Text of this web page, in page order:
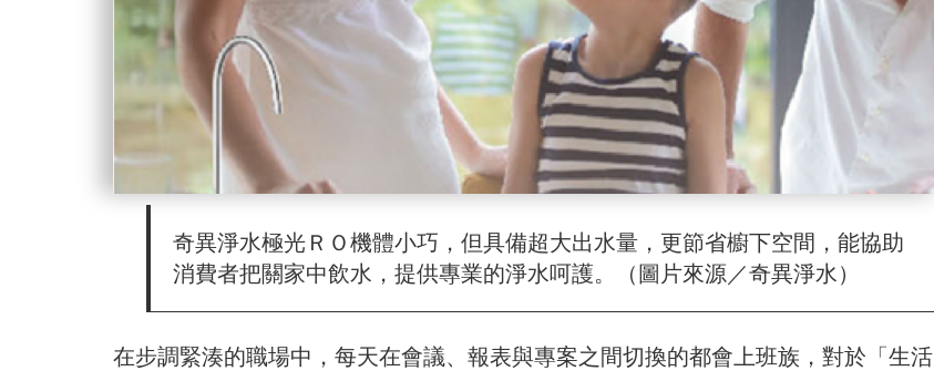
奇異淨水極光ＲＯ機體小巧，但具備超大出水量，更節省櫥下空間，能協助
消費者把關家中飲水，提供專業的淨水呵護。（圖片來源／奇異淨水）
在步調緊湊的職場中，每天在會議、報表與專案之間切換的都會上班族，對於「生活